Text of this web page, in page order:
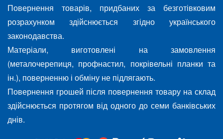
Повернення товарів, придбаних за безготівковим
розрахунком здійснюється згідно українського
законодавства.
Матеріали, виготовлені на замовлення
(металочерепиця, профнастил, покрівельні планки та
ін.), поверненню і обміну не підлягають.
Повернення грошей після повернення товару на склад
здійснюється протягом від одного до семи банківських
днів.